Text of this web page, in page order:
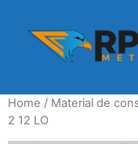
Home / Material de
2 12 LO